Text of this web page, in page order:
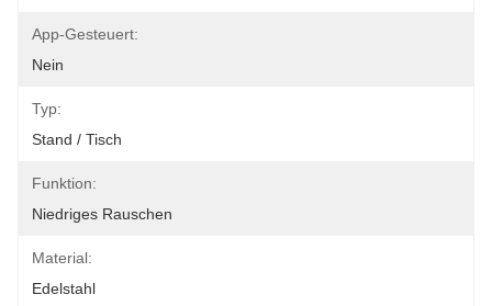
App-Gesteuert:
Nein
Typ:
Stand / Tisch
Funktion:
Niedriges Rauschen
Material:
Edelstahl